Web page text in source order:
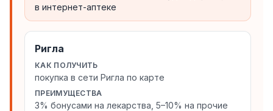
в интернет-аптеке
Ригла
КАК ПОЛУЧИТЬ
покупка в сети Ригла по карте
ПРЕИМУЩЕСТВА
3% бонусами на лекарства, 5–10% на прочие